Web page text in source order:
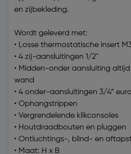
en zijbekleding.
Wordt geleverd met:
• Losse thermostatische insert
• 4 zij-aansluitingen 1/2''
• Midden-onder aansluiting
wand
• 4 onder-aansluitingen 3/4”
• Ophangstrippen
• Vergrendelende klikconsoles
• Houtdraadbouten en pluggen
• Ontluchtings-, blind- en
• Maat: H x B